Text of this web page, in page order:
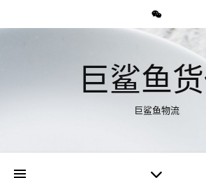
巨鲨鱼
巨鲨鱼物流